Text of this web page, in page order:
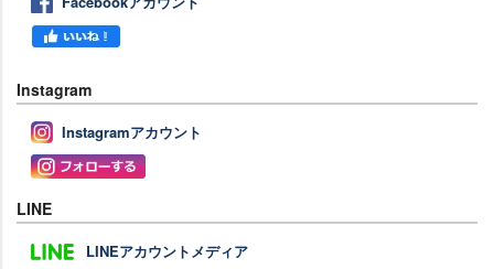
Instagram
Instagramアカウント
LINE
LINEアカウントメディア